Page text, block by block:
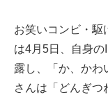
お笑いコンビ・駆
は4月5日、自身の
露し、「か、か
さんは「どんぎつ